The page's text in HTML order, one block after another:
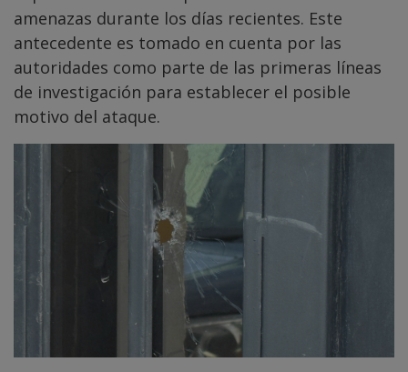
amenazas durante los días recientes. Este
antecedente es tomado en cuenta por las
autoridades como parte de las primeras líneas
de investigación para establecer el posible
motivo del ataque.